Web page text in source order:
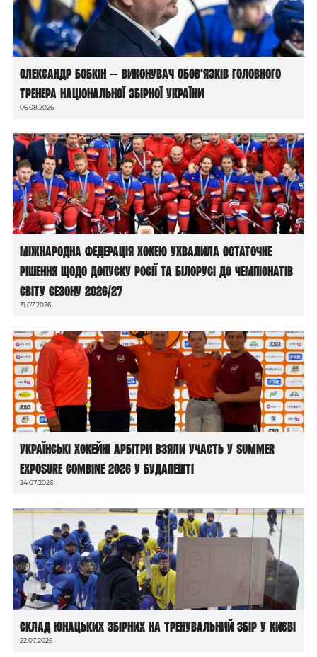
Олександр Бобкін — виконувач обов’язків головного
тренера національної збірної України
06.08.2026
Міжнародна федерація хокею ухвалила остаточне
рішення щодо допуску росії та білорусі до чемпіонатів
світу сезону 2026/27
31.07.2026
Українські хокейні арбітри взяли участь у Summer
Exposure Combine 2026 у Будапешті
24.07.2026
Склад юнацьких збірних на тренувальний збір у Києві
22.07.2026